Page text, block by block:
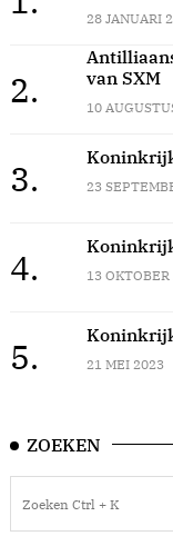
28 JANUARI
2.
van SXM
10
3. 23
4. 13 OKTOBER
5. 21 MEI 2023
ZOEKEN